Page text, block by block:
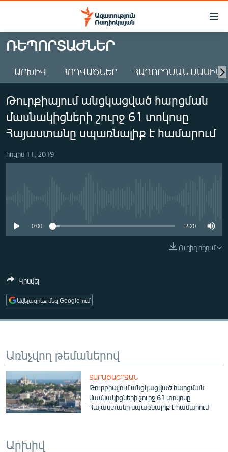
Մատչելիության
Անցնել
հիմնական
Անցնել
հիմնական
մենյուին
Որոնում
ԱԶԱՏՈՒԹՅՈՒՆ TV
ՀԱՅԱՍՏԱՆ
ԸՆՏՐՈՒԹՅՈՒՆՆԵՐ 2026
ԻՐԱՎՈՒՆՔ
ՏՆՏԵՍՈՒԹՅՈՒՆ
ՄԻՋԱԶԳԱՅԻՆ
ՄԵԿՆԱԲԱՆՈՒԹՅՈՒՆ
ՏՏ ԵՒ ԻՆՏԵՐՆԵՏ
ՏԵՍԱՆՅՈՒԹԵՐ
ԲԱՆԱՎԵՃ
ՁԳՏԵԼՈՎ ԼԱՎԱԳՈՒՅՆԻՆ
Հայերեն
ՌԵՊՈՐՏԱԺՆԵՐ
ԱՐԽԻՎ ՀՈԴՎԱԾՆԵՐ ՀԱՂՈՐԴՄԱՆ ՄԱՍԻՆ
Թուրքիայում անցկացված հարցման
մասնակիցների շուրջ 61 տոկոսը
Հայաստանը սպառնալիք է համարում
հուլիս 11, 2019
0:00 2:20
Ուղիղ հղում
Կիսվել
Ավելացրեք մեզ Google-ում
Առնչվող թեմաներով
ՏԱՐԱԾԱՇՐՋԱՆ
Թուրքիայում անցկացված հարցման
մասնակիցների շուրջ 61 տոկոսը
Հայաստանը սպառնալիք է համարում
Արխիվ